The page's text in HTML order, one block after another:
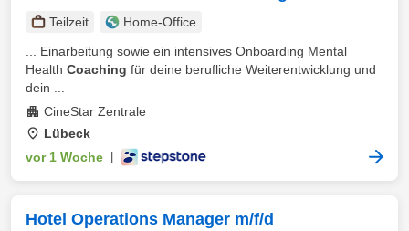
Teilzeit
Home-Office
... Einarbeitung sowie ein intensives Onboarding Mental
Health Coaching für deine berufliche Weiterentwicklung und
dein ...
CineStar Zentrale
Lübeck
vor 1 Woche
Hotel Operations Manager m/f/d